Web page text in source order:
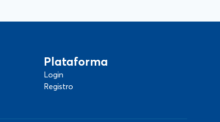
Plataforma
Login
Registro